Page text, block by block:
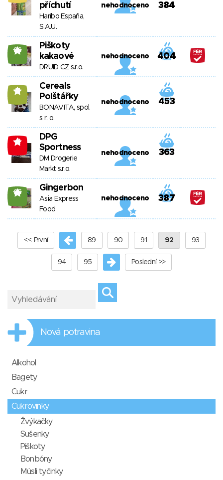
příchutí
Haribo Espaňa,
S.A.U.
nehodnoceno 384
26
Piškoty
kakaové
DRUID CZ s.r.o.
nehodnoceno 404
11
Cereals
Polštářky
BONAVITA, spol.
s r. o.
nehodnoceno 453
-2
DPG
Sportness
DM Drogerie
Markt s.r.o.
nehodnoceno 363
25 Gingerbon
Asia Express
Food
nehodnoceno 387
<< První 89 90 91 92 93
94 95 Poslední >>
Nová potravina
Alkohol
Bagety
Cukr
Cukrovinky
Žvýkačky
Sušenky
Piškoty
Bonbóny
Müsli tyčinky